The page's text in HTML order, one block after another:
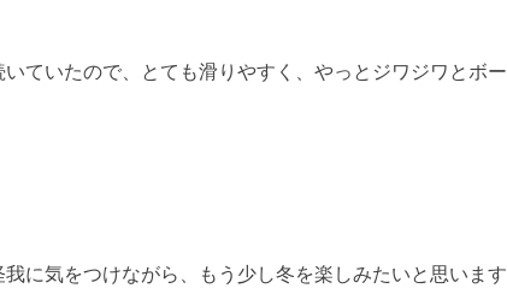
ていたので、とても滑りやすく、やっとジワジワとボー
に気をつけながら、もう少し冬を楽しみたいと思います